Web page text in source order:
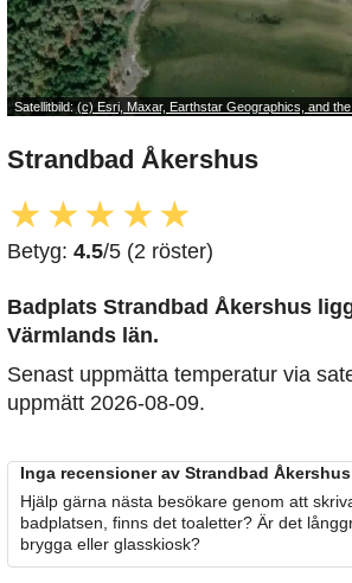
Satellitbild:(c) Esri, Maxar, Earthstar Geographics, and
Strandbad Åkershus
★ ★★ ★★
Betyg: 4.5/5 (2 röster)
Badplats Strandbad Åkershus
Värmlands län.
Senast uppmätta temperatur via
uppmätt 2026-08-09.
Inga recensioner av Strandbad
Hjälp gärna nästa besökare genom att
badplatsen, finns det toaletter? Är det
brygga eller glasskiosk?